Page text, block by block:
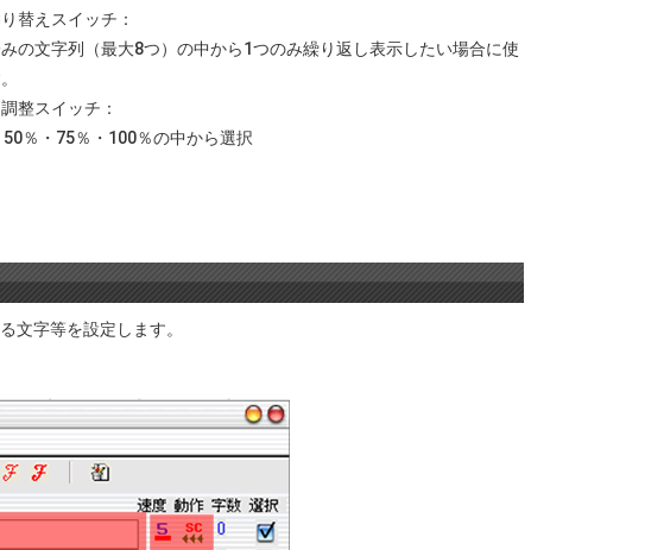
替えスイッチ：
の文字列（最大8つ）の中から1つのみ繰り返し表示したい場合に使
整スイッチ：
50％・75％・100％の中から選択
文字等を設定します。